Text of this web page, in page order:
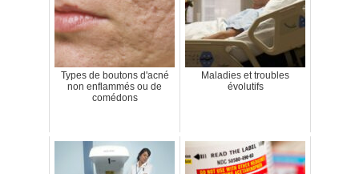
Types de boutons d'acné
non enflammés ou de
comédons
Maladies et troubles
évolutifs